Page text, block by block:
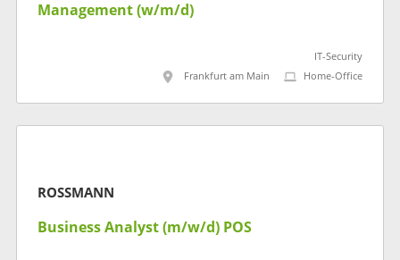
Management (w/m/d)
IT-Security
Frankfurt am Main
Home-Office
ROSSMANN
Business Analyst (m/w/d) POS